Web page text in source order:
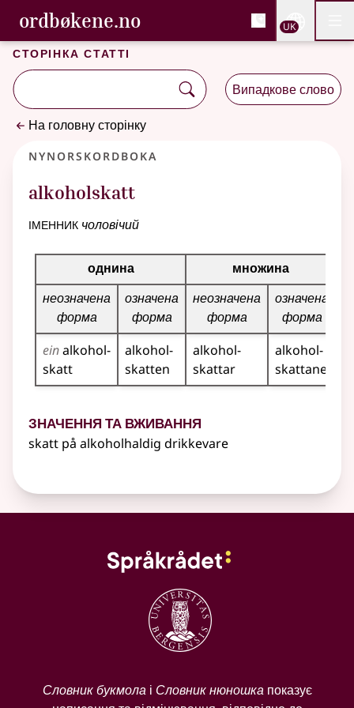
Перейти до основного вмісту
Доступність
ordbøkene.no, Cловник букмола та
Cловник букмола та Словник нюношка
UK
Сторінка статті
Випадкове слово
На головну сторінку
Nynorskordboka
alkoholskatt
іменник чоловічий
Таблиця відмінювання для цього іменника
однина
множина
неозначена
форма
означена
форма
неозначена
форма
означена
форма
einalkohol­
skatt
alkohol­
skatten
alkohol­
skattar
alkohol­
skattane
Значення та вживання
skatt på alkoholhaldig drikkevare
Словник букмолаі Словник нюношкапоказує